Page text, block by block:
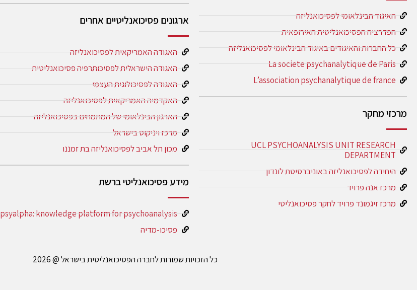
האיגוד הבינלאומי לפסיכואנליזה
הפדרציה הפסיכואנליטית האירופאית
כל החברות והאיגודים באיגוד הבינלאומי לפסיכואנליזה
La societe psychanalytique de Paris
L’association psychanalytique de france
מרכזי מחקר
UCL PSYCHOANALYSIS UNIT RESEARCH
DEPARTMENT
היחידה לפסיכואנליזה באוניברסיטת לונדון
מרכז אנה פרויד
מרכז זיגמונד פרויד לחקר פסיכואנליטי
ארגונים פסיכואנליטיים אחרים
האגודה האמריקאית לפסיכואנליזה
האגודה הישראלית לפסיכותרפיה פסיכואנליטית
האגודה לפסיכולוגית העצמי
האקדמיה האמריקאית לפסיכואנליזה
הארגון הבינלאומי של המתמחים בפסיכואנליזה
מרכז ויניקוט בישראל
מכון תל אביב לפסיכואנליזה בת זמננו
מידע פסיכואנליטי ברשת
psyalpha: knowledge platform for psychoanalysis
פסיכו-מדיה
כל הזכויות שמורות לחברה הפסיכואנליטית בישראל @ 2026